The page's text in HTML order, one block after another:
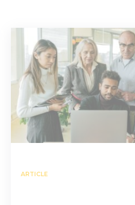
ARTICLE